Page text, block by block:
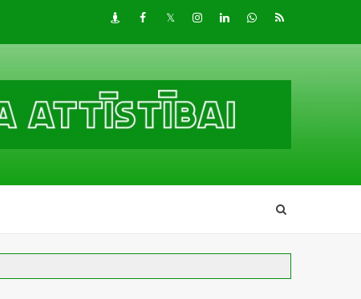
DraugiemFacebook
TwitterInstagram
LinkedInwhatsapp
RSS